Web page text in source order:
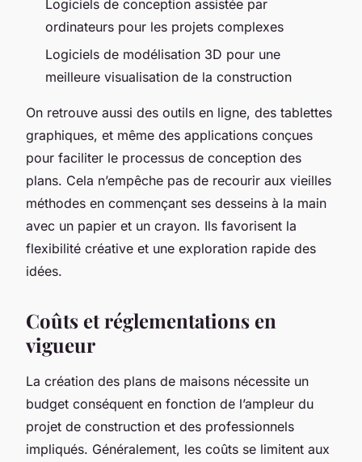
Logiciels de conception assistée par
ordinateurs pour les projets complexes
Logiciels de modélisation 3D pour une
meilleure visualisation de la construction
On retrouve aussi des outils en ligne, des tablettes
graphiques, et même des applications conçues
pour faciliter le processus de conception des
plans. Cela n’empêche pas de recourir aux vieilles
méthodes en commençant ses desseins à la main
avec un papier et un crayon. Ils favorisent la
flexibilité créative et une exploration rapide des
idées.
Coûts et réglementations en
vigueur
La création des plans de maisons nécessite un
budget conséquent en fonction de l’ampleur du
projet de construction et des professionnels
impliqués. Généralement, les coûts se limitent aux